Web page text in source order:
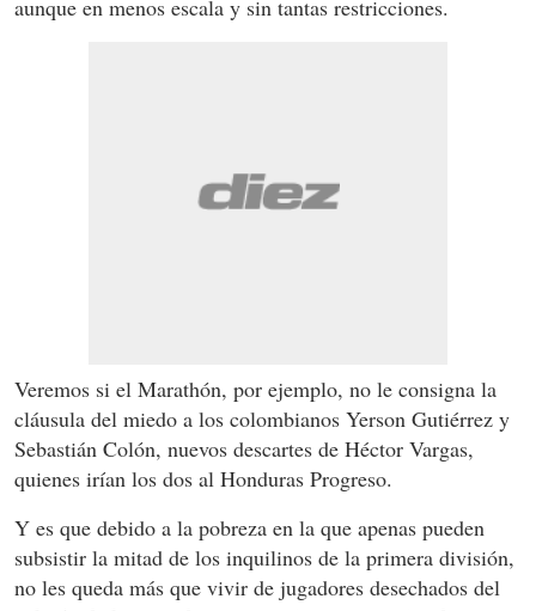
aunque en menos escala y sin tantas restricciones.
Veremos si el Marathón, por ejemplo, no le consigna la
cláusula del miedo a los colombianos Yerson Gutiérrez y
Sebastián Colón, nuevos descartes de Héctor Vargas,
quienes irían los dos al Honduras Progreso.
Y es que debido a la pobreza en la que apenas pueden
subsistir la mitad de los inquilinos de la primera división,
no les queda más que vivir de jugadores desechados del